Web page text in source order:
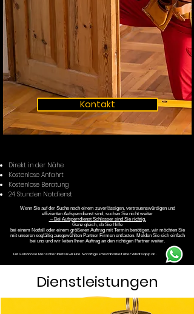
Kontakt
Direkt in der Nähe
Kostenlose Anfahrt
Kostenlose Beratung
24 Stunden Notdienst
Wenn Sie auf der Suche nach einem zuverlässigen, vertrauenswürdigen und
effizienten Aufsperrdienst sind, suchen Sie nicht weiter
– Bei Aufsperrdienst Schlosser sind Sie richtig.
Ganz gleich, ob Sie Hilfe
bei einem Notfall oder einem größeren Auftrag mit Termin benötigen, wir möchten Sie
mit unseren sogfältig ausgewählten Partner Firmen entlasten. Melden Sie sich einfach
bei uns und wir leiten Ihren Auftrag an den richtigen Partner weiter.
Für Gehörlose Menschen bieten wir Eine Sofortige Erreichbarkeit über Whatsapp an .
Dienstleistungen